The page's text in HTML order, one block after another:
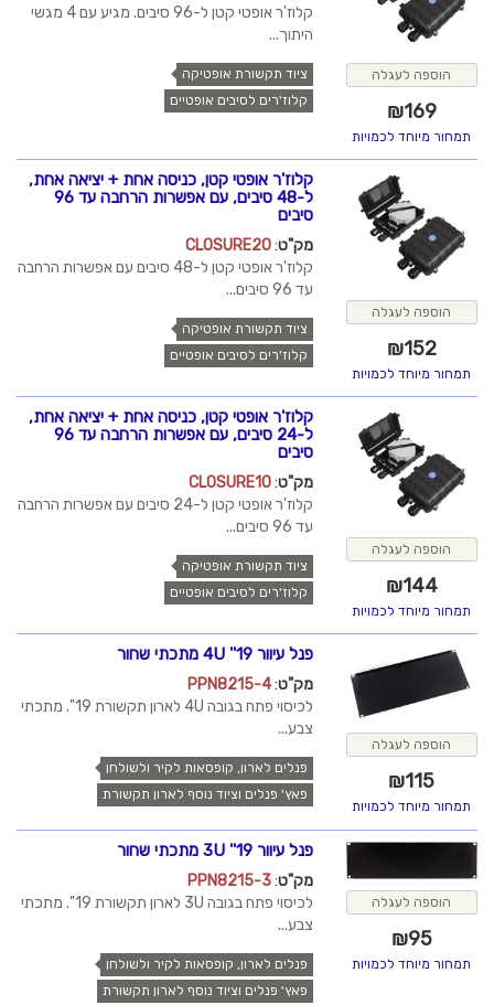
הוספה לעגלה
₪169
תמחור מיוחד לכמויות
קלוז'ר אופטי קטן ל-96 סיבים. מגיע עם 4 מגשי
היתוך...
ציוד תקשורת אופטיקה
קלוז'רים לסיבים אופטיים
הוספה לעגלה
₪152
תמחור מיוחד לכמויות
קלוז'ר אופטי קטן, כניסה אחת + יציאה אחת,
ל-48 סיבים, עם אפשרות הרחבה עד 96
סיבים
מק"ט:
CLOSURE20
קלוז'ר אופטי קטן ל-48 סיבים עם אפשרות הרחבה
עד 96 סיבים...
ציוד תקשורת אופטיקה
קלוז'רים לסיבים אופטיים
הוספה לעגלה
₪144
תמחור מיוחד לכמויות
קלוז'ר אופטי קטן, כניסה אחת + יציאה אחת,
ל-24 סיבים, עם אפשרות הרחבה עד 96
סיבים
מק"ט:
CLOSURE10
קלוז'ר אופטי קטן ל-24 סיבים עם אפשרות הרחבה
עד 96 סיבים...
ציוד תקשורת אופטיקה
קלוז'רים לסיבים אופטיים
הוספה לעגלה
₪115
תמחור מיוחד לכמויות
פנל עיוור 19'' 4U מתכתי שחור
מק"ט:
PPN8215-4
לכיסוי פתח בגובה 4U לארון תקשורת 19''. מתכתי
צבע...
פנלים לארון, קופסאות לקיר ולשולחן
פאץ' פנלים וציוד נוסף לארון תקשורת
הוספה לעגלה
₪95
תמחור מיוחד לכמויות
פנל עיוור 19'' 3U מתכתי שחור
מק"ט:
PPN8215-3
לכיסוי פתח בגובה 3U לארון תקשורת 19''. מתכתי
צבע...
פנלים לארון, קופסאות לקיר ולשולחן
פאץ' פנלים וציוד נוסף לארון תקשורת